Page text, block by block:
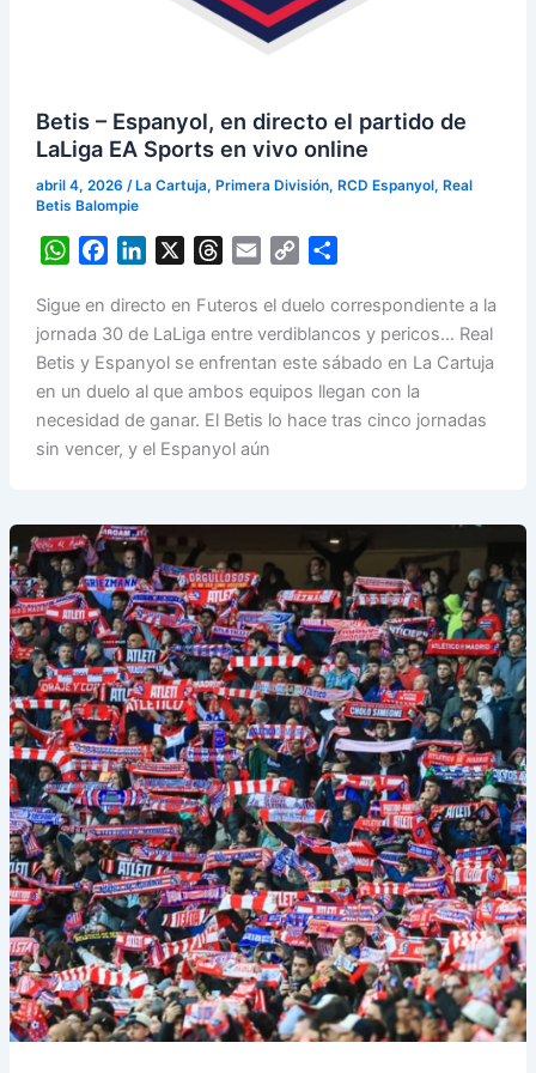
Betis – Espanyol, en directo el partido de
LaLiga EA Sports en vivo online
abril 4, 2026 / La Cartuja, Primera División, RCD Espanyol, Real
Betis Balompie
W
a
t
s
A
p
p
c
e
b
o
o
k
n
k
e
d
I
n
r
e
a
d
s
a
i
l
p
y
L
i
n
a
r
e
Sigue en directo en Futeros el duelo correspondiente a la
jornada 30 de LaLiga entre verdiblancos y pericos… Real
Betis y Espanyol se enfrentan este sábado en La Cartuja
en un duelo al que ambos equipos llegan con la
necesidad de ganar. El Betis lo hace tras cinco jornadas
sin vencer, y el Espanyol aún